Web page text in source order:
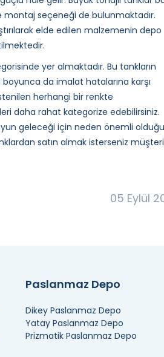
seçeneği de bulunmaktadır.
elde edilen malzemenin depo
yer almaktadır. Bu tankların
da imalat hatalarına karşı
herhangi bir renkte
daha rahat kategorize edebilirsiniz.
geleceği için neden önemli
satın almak isterseniz müşteri
05 Eylül
Paslanmaz Depo
Dikey Paslanmaz Depo
Yatay Paslanmaz Depo
Prizmatik Paslanmaz Depo